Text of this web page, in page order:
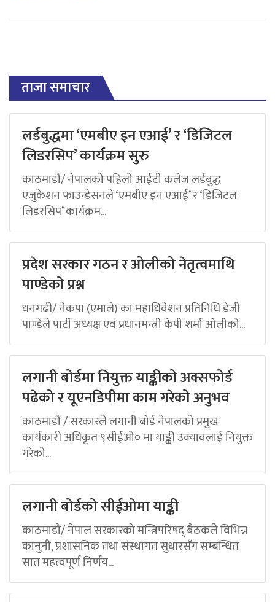
ताजा समाचार
लर्डबुद्धमा ‘एमबीए इन एआई’ र ‘डिजिटल
लिडरसिप’ कार्यक्रम सुरु
काठमाडौं/ नेपालको पहिलो आईटी कलेज लर्डबुद्ध
एजुकेशन फाउन्डेसनले ‘एमबीए इन एआई’ र ‘डिजिटल
लिडरसिप’ कार्यक्रम...
प्रदेश सरकार गठन र ओलीको नेतृत्वमाथि
पाण्डेको प्रश्न
धनगढी/ नेकपा (एमाले) का महाधिवेशन प्रतिनिधि डेजी
पाण्डेले पार्टी अध्यक्ष एवं प्रधानमन्त्री केपी शर्मा ओलीको...
लगानी बोर्डमा नियुक्त याङ्कीको अक्सफोर्ड
पढेको र यूएनडिपीमा काम गरेको अनुभव
काठमाडौं / सरकारले लगानी बोर्ड नेपालको प्रमुख
कार्यकारी अधिकृत ९सीईओ० मा याङ्की उक्यावलाई नियुक्त
गरेको...
लगानी बोर्डको सीईओमा याङ्की
काठमाडौं/ नेपाल सरकारको मन्त्रिपरिषद् बैठकले विभिन्न
कानुनी, प्रशासनिक तथा संस्थागत सुधारसँग सम्बन्धित
सात महत्वपूर्ण निर्णय...